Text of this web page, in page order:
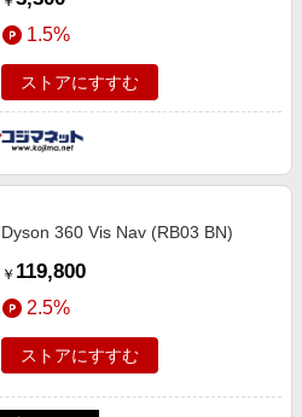
1.5%
ストアにすすむ
Dyson 360 Vis Nav (RB03 BN)
￥ 119,800
2.5%
ストアにすすむ